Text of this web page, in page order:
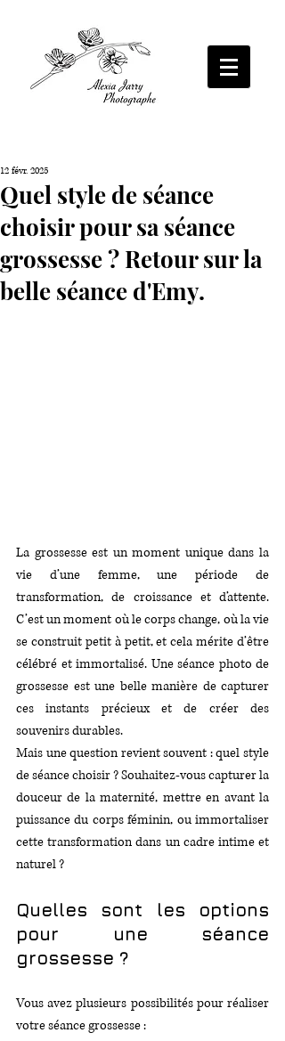
Photographe Poitiers Photographe mariage
Poitiers Photographe professionnel Poitiers
Photographe portrait Poitiers Photographe
femme poitiers photographe portrait intime
poitiers photographe grossesse poitiers
Photographe Poitiers Photographe mariage
Poitiers Photographe professionnel Poitiers
Photographe portrait Poitiers Photographe
entreprise Poitiers Alexia Jarry Photographe
Quel style de séance
choisir pour sa séance
grossesse ? Retour sur la
belle séance d'Emy.
12 févr. 2025
La grossesse est un moment unique dans la
vie d’une femme, une période de
transformation, de croissance et d’attente.
C’est un moment où le corps change, où la vie
se construit petit à petit, et cela mérite d’être
célébré et immortalisé. Une séance photo de
grossesse est une belle manière de capturer
ces instants précieux et de créer des
souvenirs durables.
Mais une question revient souvent : quel style
de séance choisir ? Souhaitez-vous capturer la
douceur de la maternité, mettre en avant la
puissance du corps féminin, ou immortaliser
cette transformation dans un cadre intime et
naturel ?
Quelles sont les options
pour une séance
grossesse ?
Vous avez plusieurs possibilités pour réaliser
votre séance grossesse :